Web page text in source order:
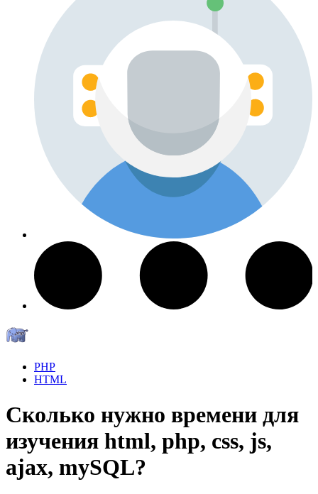
PHP
HTML
Сколько нужно времени для
изучения html, php, css, js,
ajax, mySQL?